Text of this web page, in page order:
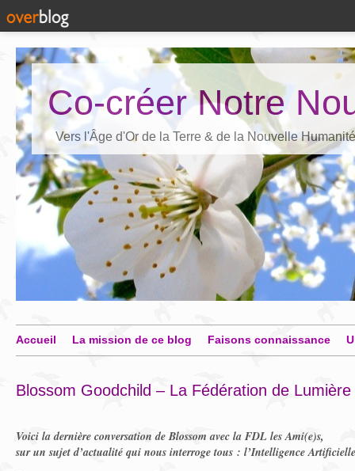
Co-créer Notre
Vers l'Âge d'Or de la Terre & de la Nouvelle Humanité
Accueil La mission de ce blog Faisons connaissance
Blossom Goodchild – La Fédération de
Voici la dernière conversation de Blossom avec la FDL les Ami(e)s,
sur un sujet d’actualité qui nous interroge tous : l’Intelligence